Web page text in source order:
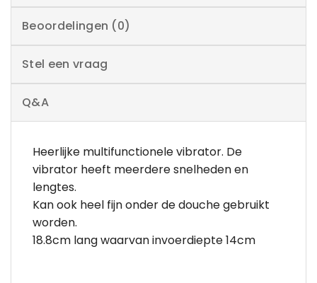
Beoordelingen (0)
Stel een vraag
Q&A
Heerlijke multifunctionele vibrator. De
vibrator heeft meerdere snelheden en
lengtes.
Kan ook heel fijn onder de douche gebruikt
worden.
18.8cm lang waarvan invoerdiepte 14cm